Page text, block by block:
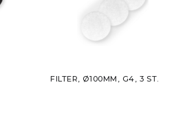
FILTER, Ø100MM, G4, 3 ST.